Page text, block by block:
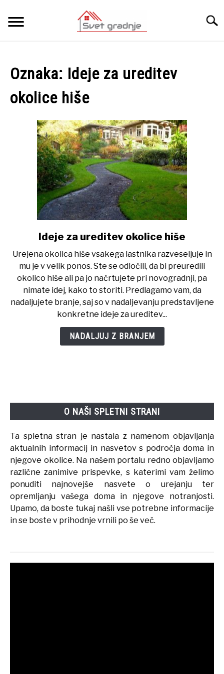
content
O NAS
KONTAKT
Oznaka: Ideje za ureditev
okolice hiše
link
Ideje
za
ureditev
okolice
hiše
Ideje za ureditev okolice hiše
Urejena okolica hiše vsakega lastnika razveseljuje in
mu je v velik ponos. Ste se odločili, da bi preuredili
okolico hiše ali pa jo načrtujete pri novogradnji, pa
nimate idej, kako to storiti. Predlagamo vam, da
nadaljujete branje, saj so v nadaljevanju predstavljene
konkretne ideje za ureditev...
NADALJUJ Z BRANJEM
O NAŠI SPLETNI STRANI
Ta spletna stran je nastala z namenom objavljanja
aktualnih informacij in nasvetov s področja doma in
njegove okolice. Na našem portalu redno objavljamo
različne zanimive prispevke, s katerimi vam želimo
ponuditi najnovejše nasvete o urejanju ter
opremljanju vašega doma in njegove notranjosti.
Upamo, da boste tukaj našli vse potrebne informacije
in se boste v prihodnje vrnili po še več.